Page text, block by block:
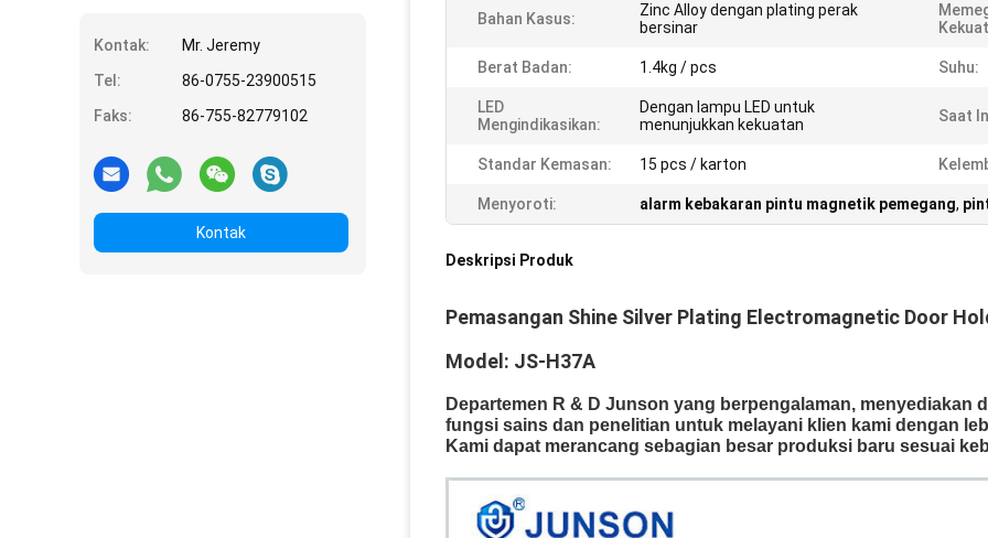
Kontak:
Mr. Jeremy
Tel:
86-0755-23900515
Faks:
86-755-82779102
Kontak
Bahan Kasus:
Zinc Alloy dengan plating perak
bersinar
Berat Badan: 1.4kg / pcs Suhu:
LED
Mengindikasikan:
Dengan lampu LED untuk
menunjukkan kekuatan
Saat
Standar Kemasan: 15 pcs / karton
Menyoroti: alarm kebakaran pintu magnetik pemegang,
Deskripsi Produk
Pemasangan Shine Silver Plating Electromagnetic Door
Model: JS-H37A
Departemen R & D Junson yang berpengalaman, menyediakan
fungsi sains dan penelitian untuk melayani klien kami dengan
Kami dapat merancang sebagian besar produksi baru sesuai